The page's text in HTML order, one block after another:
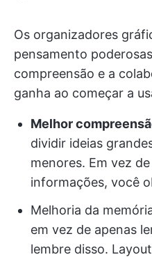
Os organizadores
pensamento
compreensão e a
ganha ao começar a
Melhor
dividir ideias
menores. Em vez
informações, você
Melhoria da
em vez de apenas
lembre disso.